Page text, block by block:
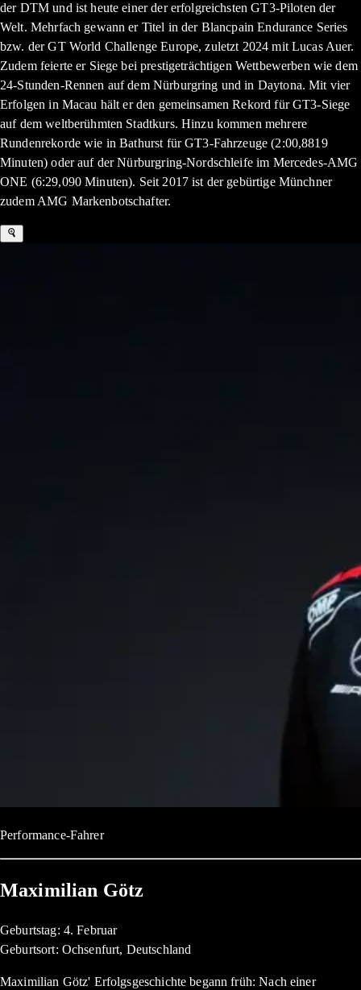
der DTM und ist heute einer der erfolgreichsten GT3-Piloten der
Welt. Mehrfach gewann er Titel in der Blancpain Endurance Series
bzw. der GT World Challenge Europe, zuletzt 2024 mit Lucas Auer.
Zudem feierte er Siege bei prestigeträchtigen Wettbewerben wie dem
24-Stunden-Rennen auf dem Nürburgring und in Daytona. Mit vier
Erfolgen in Macau hält er den gemeinsamen Rekord für GT3-Siege
auf dem weltberühmten Stadtkurs. Hinzu kommen mehrere
Rundenrekorde wie in Bathurst für GT3-Fahrzeuge (2:00,8819
Minuten) oder auf der Nürburgring-Nordschleife im Mercedes-AMG
ONE (6:29,090 Minuten). Seit 2017 ist der gebürtige Münchner
zudem AMG Markenbotschafter.
Performance-Fahrer
Maximilian Götz
Geburtstag: 4. Februar
Geburtsort: Ochsenfurt, Deutschland
Maximilian Götz' Erfolgsgeschichte begann früh: Nach einer